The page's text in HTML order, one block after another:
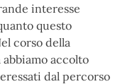
interesse
questo
corso della
accolto
dal percorso